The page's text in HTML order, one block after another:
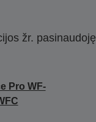
žr. pasinaudoję
Pro WF-